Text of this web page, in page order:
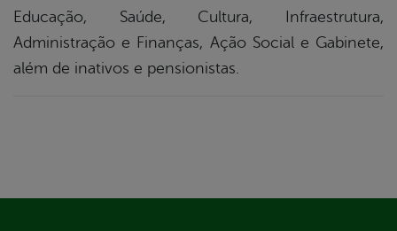
Educação, Saúde, Cultura, Infraestrutura,
Administração e Finanças, Ação Social e Gabinete,
além de inativos e pensionistas.